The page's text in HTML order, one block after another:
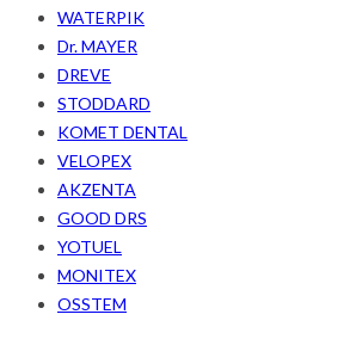
WATERPIK
Dr. MAYER
DREVE
STODDARD
KOMET DENTAL
VELOPEX
AKZENTA
GOOD DRS
YOTUEL
MONITEX
OSSTEM